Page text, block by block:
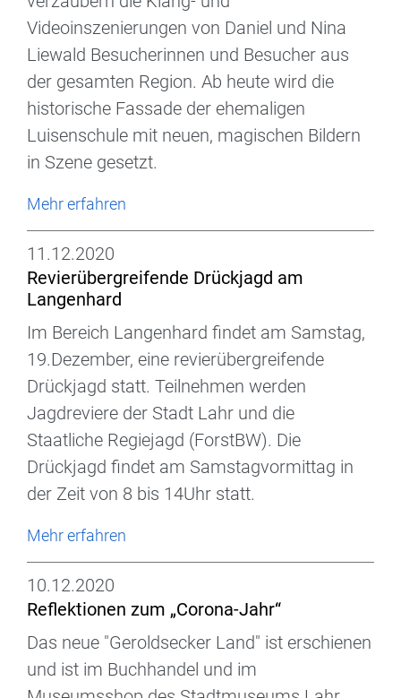
Videoinszenierungen von Daniel und Nina
Liewald Besucherinnen und Besucher aus
der gesamten Region. Ab heute wird die
historische Fassade der ehemaligen
Luisenschule mit neuen, magischen Bildern
in Szene gesetzt.
Mehr erfahren
11.12.2020
Revierübergreifende Drückjagd am
Langenhard
Im Bereich Langenhard findet am Samstag,
19.Dezember, eine revierübergreifende
Drückjagd statt. Teilnehmen werden
Jagdreviere der Stadt Lahr und die
Staatliche Regiejagd (ForstBW). Die
Drückjagd findet am Samstagvormittag in
der Zeit von 8 bis 14Uhr statt.
Mehr erfahren
10.12.2020
Reflektionen zum „Corona-Jahr“
Das neue "Geroldsecker Land" ist erschienen
und ist im Buchhandel und im